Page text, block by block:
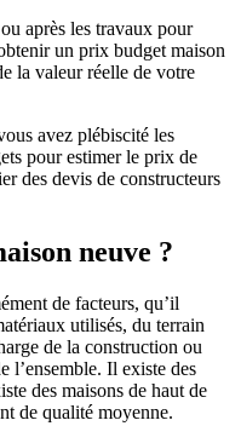
après les travaux pour
un prix budget maison
la valeur réelle de votre
avez plébiscité les
pour estimer le prix de
des devis de constructeurs
neuve ?
de facteurs, qu’il
utilisés, du terrain
de la construction ou
l’ensemble. Il existe des
des maisons de haut de
de qualité moyenne.